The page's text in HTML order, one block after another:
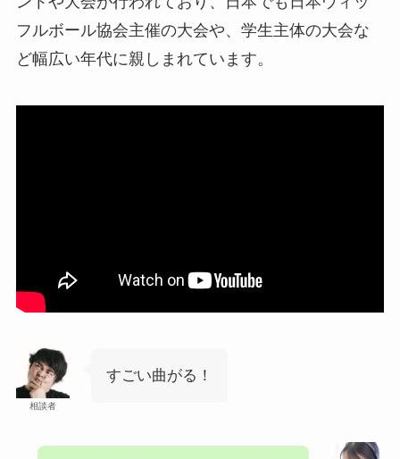
フルボール協会主催の大会や、学生主体の大会な
ど幅広い年代に親しまれています。
相談者
すごい曲がる！